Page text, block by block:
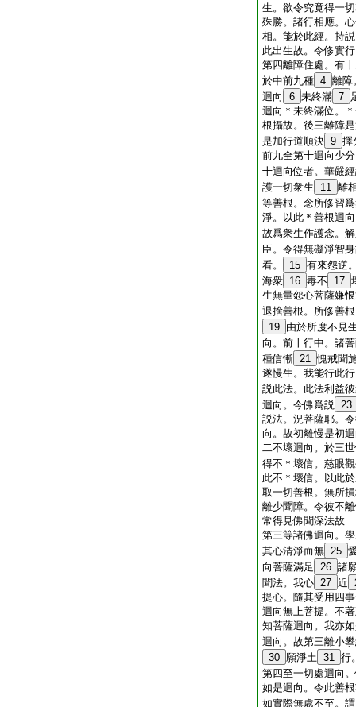
生。欲令究竟得一
殊勝。諸行相應。
相。能於此經。持
此出生故。令修實行
第四離障住處。有
於中前九種 4 離障
迴向
6 未終滿 7
迴向＊未終滿位。
根攝故。後三離障
是加行道順決 9 擇
前九全第十迴向少分
十迴向位者。華嚴
護一切衆生
11 離
等善根。念所修習
淨。以此＊善根迴
故爲衆生作護念。
臣。令得無礙淨智
看。
15 有來怨逆
海衆 16 毒不 17
生無量怨心菩薩嫌
退捨善根。所修善
19 由於所度不見
向。前十行中。諸
種信慚 21 愧戒聞
遂慢生。我能行此
説此法。此法利益
迴向。今佛爲説 23
説法。況菩薩耶。
向。故初離慢是初
二不壞迴向。於三
得不＊壞信。慈眼
此不＊壞信。以此
取一切善根。無所
離少聞障。令彼不
常得見佛聞深法故
第三等諸佛迴向。
其心清淨而無 25
向菩薩滿足
26 諸
聞法。我心 27 近
提心。隨其受用四
迴向無上菩提。不
知菩薩迴向。我亦
迴向。故第三離小
30 願淨土 31 行
第四至一切處迴向
如是迴向。令此善
如實際無處不至。